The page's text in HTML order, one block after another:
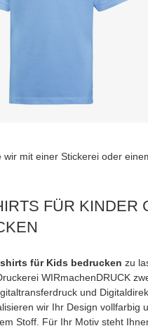
wir mit einer Stickerei oder
FÜR KINDER
für Kids bedrucken zu
WIRmachenDRUCK
und
wir Ihr Design vollfarbig
Stoff. Für Ihr Motiv steht